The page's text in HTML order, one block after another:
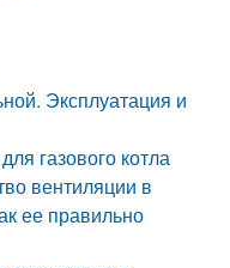
Эксплуатация и
газового котла
вентиляции в
ее правильно